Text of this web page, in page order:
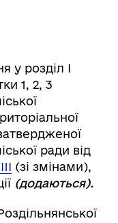
у розділ І
1, 2, 3
ради від
(зі змінами),
(додаються).